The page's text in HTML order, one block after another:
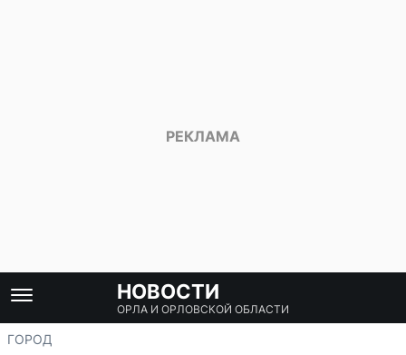
НОВОСТИ
ОРЛА И ОРЛОВСКОЙ ОБЛАСТИ
ГОРОД